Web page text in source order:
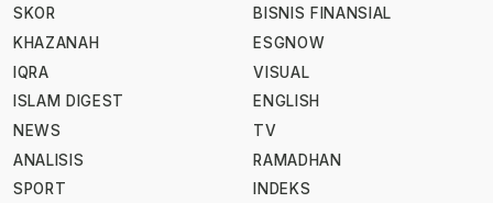
SKOR
KHAZANAH
IQRA
ISLAM DIGEST
NEWS
ANALISIS
SPORT
BISNIS FINANSIAL
ESGNOW
VISUAL
ENGLISH
TV
RAMADHAN
INDEKS